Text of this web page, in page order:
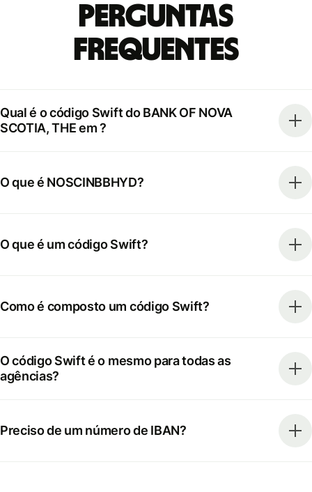
Perguntas
frequentes
Qual é o código Swift do BANK OF NOVA
SCOTIA, THE em ?
O que é NOSCINBBHYD?
O que é um código Swift?
Como é composto um código Swift?
O código Swift é o mesmo para todas as
agências?
Preciso de um número de IBAN?